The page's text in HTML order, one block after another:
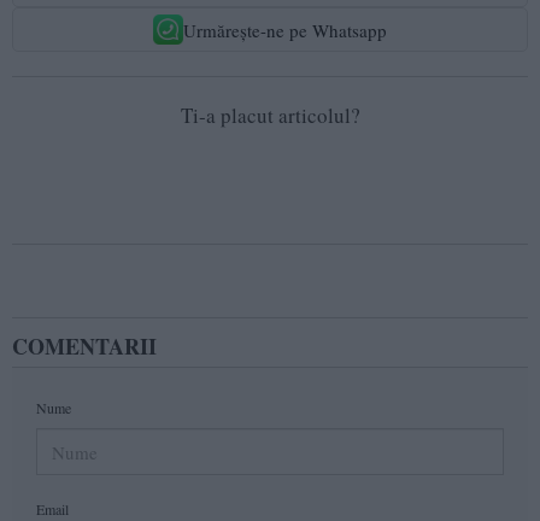
Urmărește-ne pe Whatsapp
Ti-a placut articolul?
COMENTARII
Nume
Email